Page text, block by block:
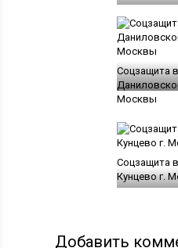
Соцзащита в
Москвы
Соцзащита
Кунцево г.
Добавить